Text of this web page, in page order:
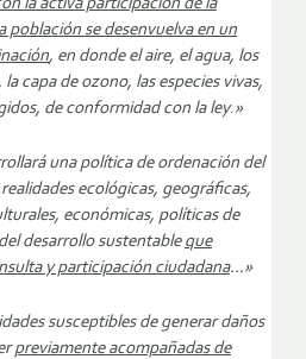
la activa participación de la
población se desenvuelva en un
, en donde el aire, el agua, los
capa de ozono, las especies vivas,
de conformidad con la ley. »
una política de ordenación del
ecológicas, geográficas,
económicas, políticas de
desarrollo sustentable que
y participación ciudadana…»
susceptibles de generar daños
previamente acompañadas de